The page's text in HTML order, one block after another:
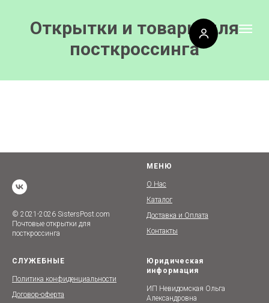
Открытки и товары для
посткроссинга
© 2021-2026 SistersPost.com
Почтовые открытки для
посткроссинга
МЕНЮ
О Нас
Каталог
Доставка и Оплата
Контакты
СЛУЖЕБНЫЕ
Политика конфиденциальности
Договор-оферта
Юридическая
информация
ИП Невидомская Ольга
Александровна